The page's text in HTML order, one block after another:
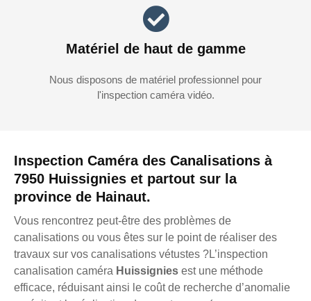
Inspection Caméra des Canalisations à
7950 Huissignies et partout sur la
province de Hainaut.
Vous rencontrez peut-être des problèmes de
canalisations ou vous êtes sur le point de réaliser des
travaux sur vos canalisations vétustes ?L’inspection
canalisation caméra Huissignies est une méthode
efficace, réduisant ainsi le coût de recherche d’anomalie
Matériel de haut de gamme
Nous disposons de matériel professionnel pour
l'inspection caméra vidéo.